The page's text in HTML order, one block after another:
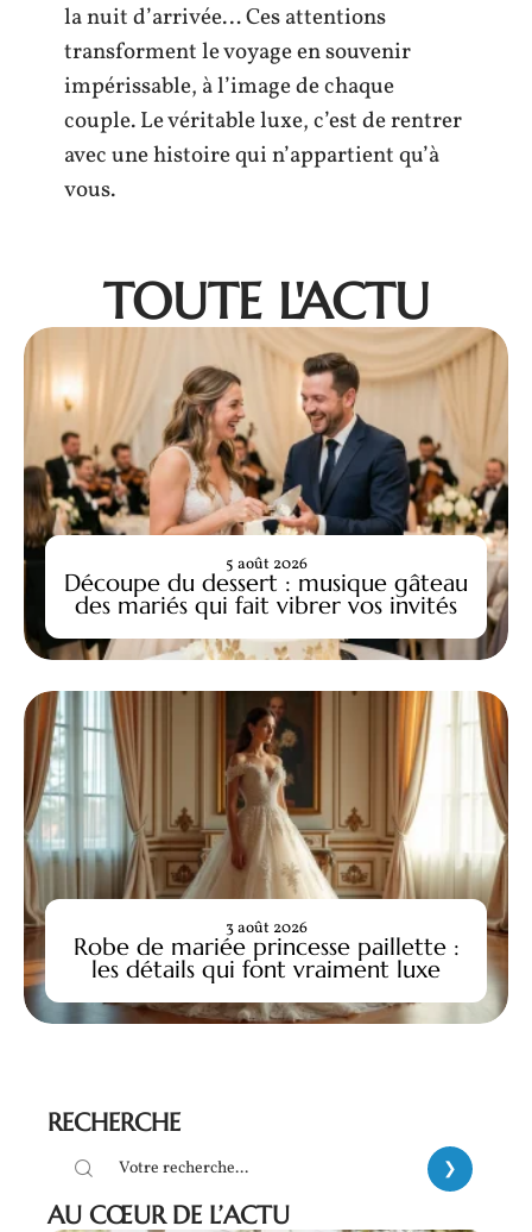
la nuit d’arrivée… Ces attentions
transforment le voyage en souvenir
impérissable, à l’image de chaque
couple. Le véritable luxe, c’est de rentrer
avec une histoire qui n’appartient qu’à
vous.
TOUTE L'ACTU
Découpe du dessert : musique gâteau
des mariés qui fait vibrer vos invités
5 août 2026
Robe de mariée princesse paillette :
les détails qui font vraiment luxe
3 août 2026
RECHERCHE
AU CŒUR DE L’ACTU